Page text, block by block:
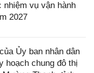
nhiệm vụ vận hành
2027
Ủy ban nhân dân
hoạch chung đô thị